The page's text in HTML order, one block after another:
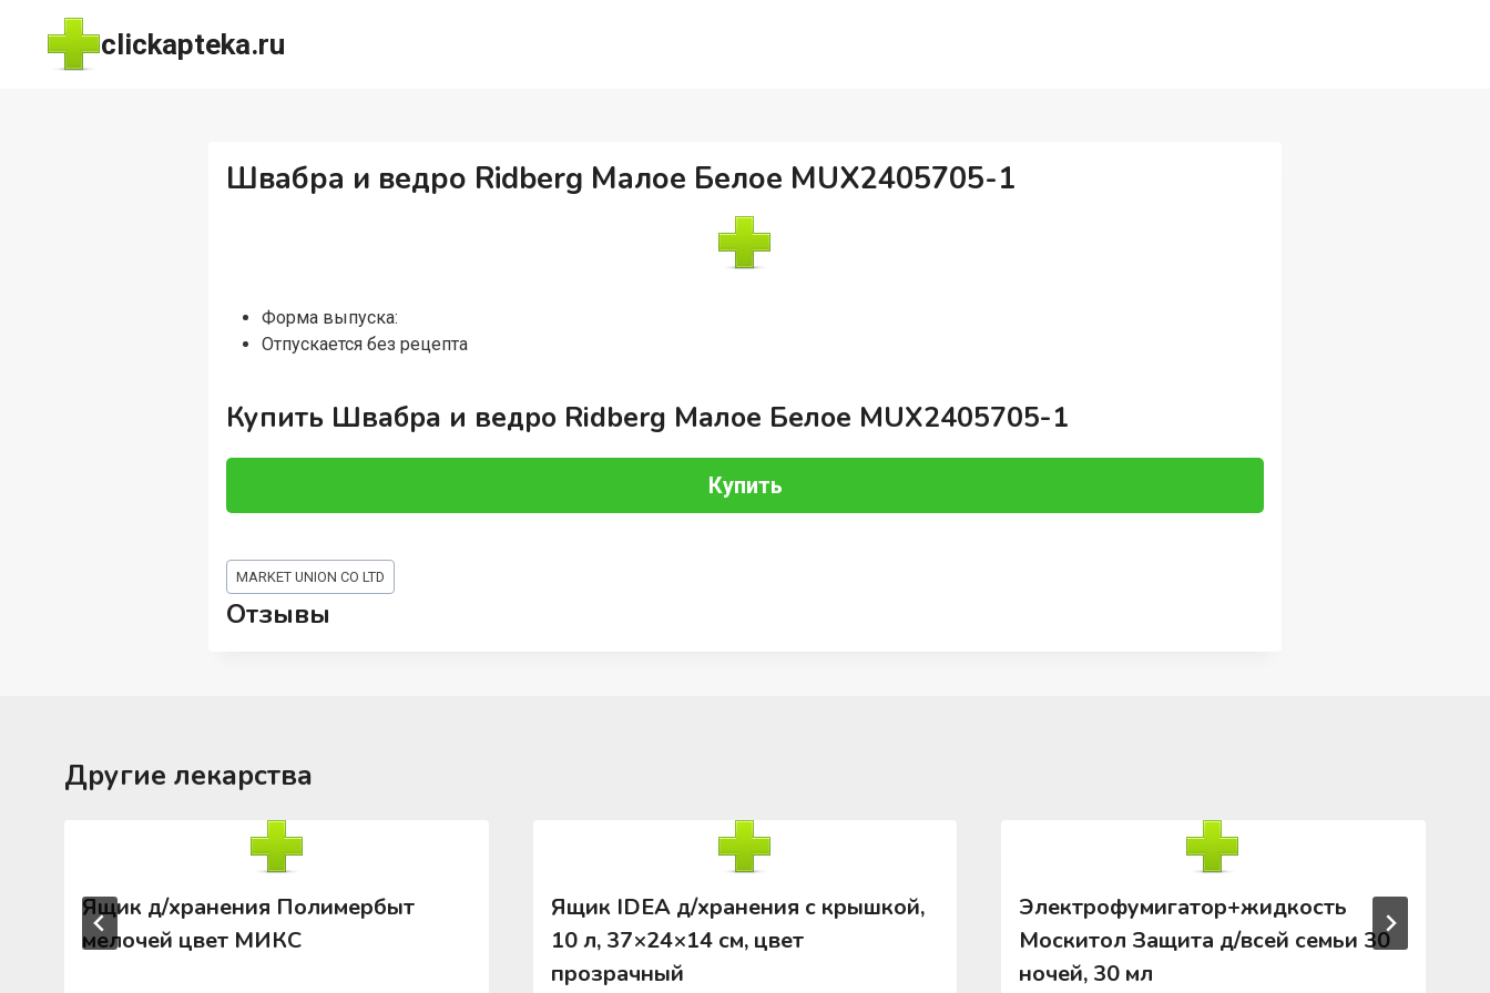
Перейти
содержимому
clickapteka.ru
Швабра и ведро Ridberg Малое Белое MUX2405705-1
Форма выпуска:
Отпускается без рецепта
Купить Швабра и ведро Ridberg Малое Белое MUX2405705-1
Купить
Метки
записи:
MARKET UNION CO LTD
Отзывы
Другие лекарства
Ящик д/хранения Полимербыт
мелочей цвет МИКС
Ящик IDEA д/хранения с крышкой,
10 л, 37×24×14 см, цвет
прозрачный
Электрофумигатор+жидкость
Москитол Защита д/всей семьи 30
ночей, 30 мл